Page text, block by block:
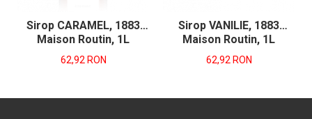
Sirop CARAMEL, 1883
Maison Routin, 1L
62,92 RON
Sirop VANILIE, 1883
Maison Routin, 1L
62,92 RON